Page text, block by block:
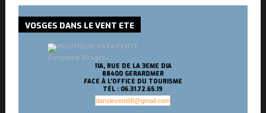
VOSGES DANS LE VENT ETE
Parapente Vosges
11A, RUE DE LA 3EME DIA
88400 GERARDMER
FACE À L'OFFICE DU TOURISME
TÉL : 06.31.72.65.19
danslevent88@gmail.com